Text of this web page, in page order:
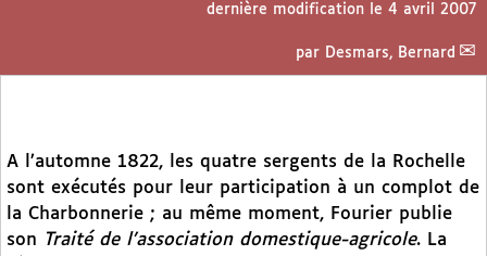
dernière modification le 4 avril 2007
par Desmars, Bernard
A l’automne 1822, les quatre sergents de la Rochelle
sont exécutés pour leur participation à un complot de
la Charbonnerie ; au même moment, Fourier publie
son Traité de l’association domestique-agricole. La